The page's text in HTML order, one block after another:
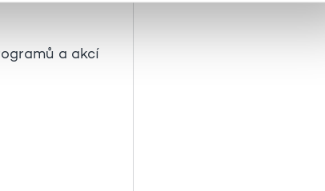
a akcí